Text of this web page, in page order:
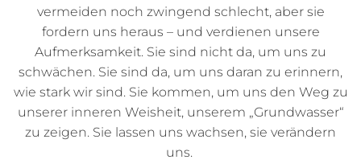
vermeiden noch zwingend schlecht, aber sie
fordern uns heraus – und verdienen unsere
Aufmerksamkeit. Sie sind nicht da, um uns zu
schwächen. Sie sind da, um uns daran zu erinnern,
wie stark wir sind. Sie kommen, um uns den Weg zu
unserer inneren Weisheit, unserem „Grundwasser“
zu zeigen. Sie lassen uns wachsen, sie verändern
uns.